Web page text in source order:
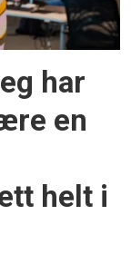
har
en
helt i